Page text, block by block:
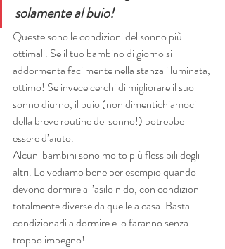
solamente al buio!
Queste sono le condizioni del sonno più
ottimali. Se il tuo bambino di giorno si
addormenta facilmente nella stanza illuminata,
ottimo! Se invece cerchi di migliorare il suo
sonno diurno, il buio (non dimentichiamoci
della breve routine del sonno!) potrebbe
essere d’aiuto.
Alcuni bambini sono molto più flessibili degli
altri. Lo vediamo bene per esempio quando
devono dormire all’asilo nido, con condizioni
totalmente diverse da quelle a casa. Basta
condizionarli a dormire e lo faranno senza
troppo impegno!